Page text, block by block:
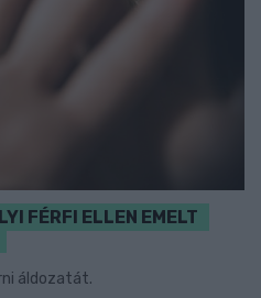
FÉRFI ELLEN EMELT
áldozatát.